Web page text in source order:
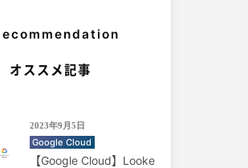
ecommendation
オススメ記事
2023年9月5日
Google Cloud
【Google Cloud】Looke